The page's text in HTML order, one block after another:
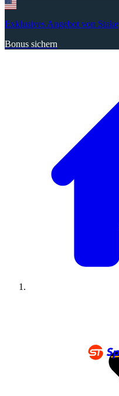
Exklusives Angebot von Stake
Bonus sichern